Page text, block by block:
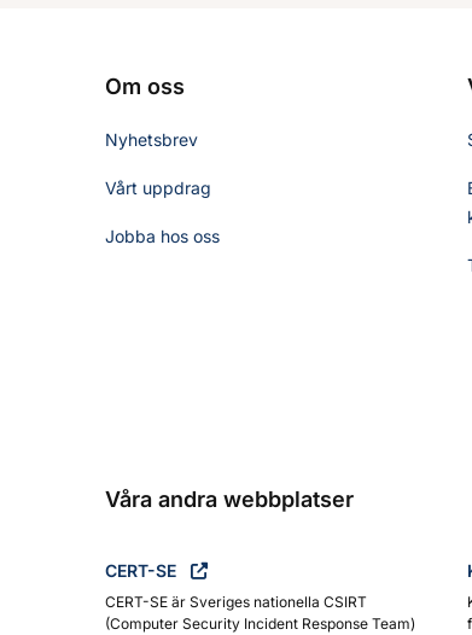
Om oss
Nyhetsbrev
Vårt uppdrag
Jobba hos oss
Våra andra webbplatser
CERT-SE
CERT-SE är Sveriges nationella CSIRT
(Computer Security Incident Response Team)